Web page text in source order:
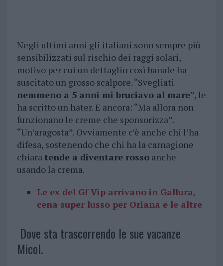
Negli ultimi anni gli italiani sono sempre più
sensibilizzati sul rischio dei raggi solari,
motivo per cui un dettaglio così banale ha
suscitato un grosso scalpore. “Svegliati
nemmeno a 5 anni mi bruciavo al mare”, le
ha scritto un hater. E ancora: “Ma allora non
funzionano le creme che sponsorizza”.
“Un’aragosta”. Ovviamente c’è anche chi l’ha
difesa, sostenendo che chi ha la carnagione
chiara tende a diventare rossoanche
usando la crema.
Le ex del Gf Vip arrivano in Gallura,
cena super lusso per Oriana e le altre
Dove sta trascorrendo le sue vacanze
Micol.